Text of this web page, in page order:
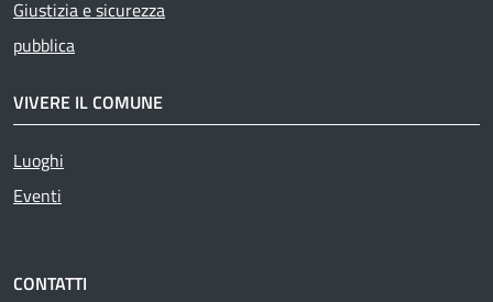
Giustizia e sicurezza
pubblica
VIVERE IL COMUNE
Luoghi
Eventi
CONTATTI